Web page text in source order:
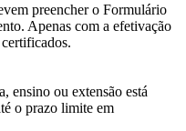
preencher o Formulário
Apenas com a efetivação
ensino ou extensão está
o prazo limite em